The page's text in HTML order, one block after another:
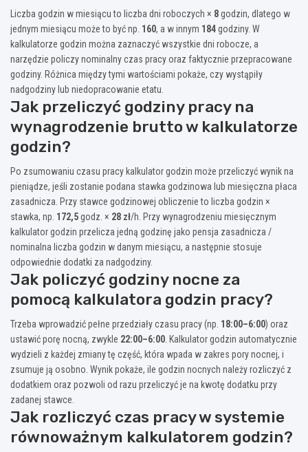
Liczba godzin w miesiącu to liczba dni roboczych × 8godzin, dlatego w
jednym miesiącu może to być np. 160, a w innym 184godziny. W
kalkulatorze godzin można zaznaczyć wszystkie dni robocze, a
narzędzie policzy nominalny czas pracy oraz faktycznie przepracowane
godziny. Różnica między tymi wartościami pokaże, czy wystąpiły
nadgodziny lub niedopracowanie etatu.
Jak przeliczyć godziny pracy na
wynagrodzenie brutto w kalkulatorze
godzin?
Po zsumowaniu czasu pracy kalkulator godzin może przeliczyć wynik na
pieniądze, jeśli zostanie podana stawka godzinowa lub miesięczna płaca
zasadnicza. Przy stawce godzinowej obliczenie to liczba godzin ×
stawka, np. 172,5godz. × 28 zł/h. Przy wynagrodzeniu miesięcznym
kalkulator godzin przelicza jedną godzinę jako pensja zasadnicza /
nominalna liczba godzin w danym miesiącu, a następnie stosuje
odpowiednie dodatki za nadgodziny.
Jak policzyć godziny nocne za
pomocą kalkulatora godzin pracy?
Trzeba wprowadzić pełne przedziały czasu pracy (np. 18:00–6:00) oraz
ustawić porę nocną, zwykle 22:00–6:00. Kalkulator godzin automatycznie
wydzieli z każdej zmiany tę część, która wpada w zakres pory nocnej, i
zsumuje ją osobno. Wynik pokaże, ile godzin nocnych należy rozliczyć z
dodatkiem oraz pozwoli od razu przeliczyć je na kwotę dodatku przy
zadanej stawce.
Jak rozliczyć czas pracy w systemie
równoważnym kalkulatorem godzin?